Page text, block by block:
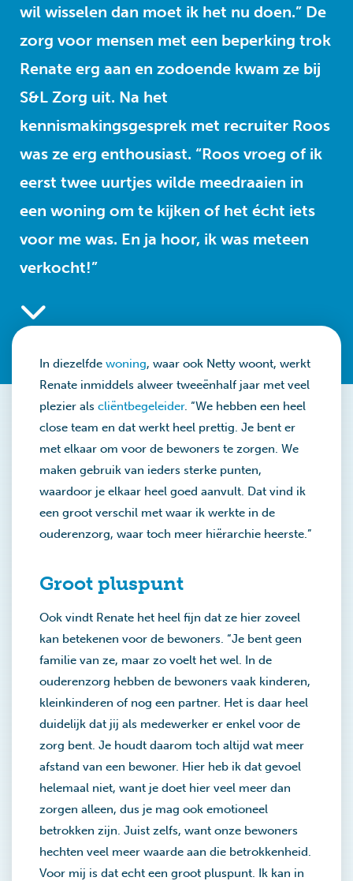
wil wisselen dan moet ik het nu doen.” De
zorg voor mensen met een beperking trok
Renate erg aan en zodoende kwam ze bij
S&L Zorg uit. Na het
kennismakingsgesprek met recruiter Roos
was ze erg enthousiast. “Roos vroeg of ik
eerst twee uurtjes wilde meedraaien in
een woning om te kijken of het écht iets
voor me was. En ja hoor, ik was meteen
verkocht!”
In diezelfde woning, waar ook Netty woont, werkt
Renate inmiddels alweer tweeënhalf jaar met veel
plezier als cliëntbegeleider. “We hebben een heel
close team en dat werkt heel prettig. Je bent er
met elkaar om voor de bewoners te zorgen. We
maken gebruik van ieders sterke punten,
waardoor je elkaar heel goed aanvult. Dat vind ik
een groot verschil met waar ik werkte in de
ouderenzorg, waar toch meer hiërarchie heerste.”
Groot pluspunt
Ook vindt Renate het heel fijn dat ze hier zoveel
kan betekenen voor de bewoners. “Je bent geen
familie van ze, maar zo voelt het wel. In de
ouderenzorg hebben de bewoners vaak kinderen,
kleinkinderen of nog een partner. Het is daar heel
duidelijk dat jij als medewerker er enkel voor de
zorg bent. Je houdt daarom toch altijd wat meer
afstand van een bewoner. Hier heb ik dat gevoel
helemaal niet, want je doet hier veel meer dan
zorgen alleen, dus je mag ook emotioneel
betrokken zijn. Juist zelfs, want onze bewoners
hechten veel meer waarde aan die betrokkenheid.
Voor mij is dat echt een groot pluspunt. Ik kan in